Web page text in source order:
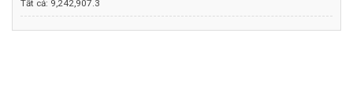
Tất cả: 9,242,907.3